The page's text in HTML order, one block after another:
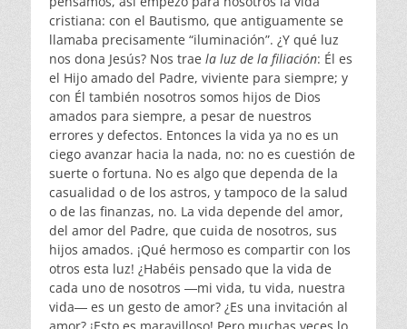
cristiana: con el Bautismo, que antiguamente se
llamaba precisamente “iluminación”. ¿Y qué luz
nos dona Jesús? Nos trae la luz de la filiación: Él es
el Hijo amado del Padre, viviente para siempre; y
con Él también nosotros somos hijos de Dios
amados para siempre, a pesar de nuestros
errores y defectos. Entonces la vida ya no es un
ciego avanzar hacia la nada, no: no es cuestión de
suerte o fortuna. No es algo que dependa de la
casualidad o de los astros, y tampoco de la salud
o de las finanzas, no. La vida depende del amor,
del amor del Padre, que cuida de nosotros, sus
hijos amados. ¡Qué hermoso es compartir con los
otros esta luz! ¿Habéis pensado que la vida de
cada uno de nosotros ―mi vida, tu vida, nuestra
vida― es un gesto de amor? ¿Es una invitación al
amor? ¡Esto es maravilloso! Pero muchas veces lo